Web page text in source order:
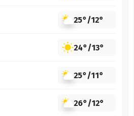
25°/12°
24°/13°
25°/11°
26°/12°